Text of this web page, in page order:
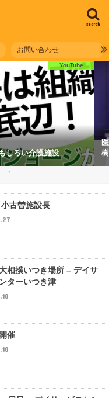
search
お問い合わせ
YouTube
しろい介護施設
古曽施設長
相撲いつき場所 – デイサ
ターいつき津
催